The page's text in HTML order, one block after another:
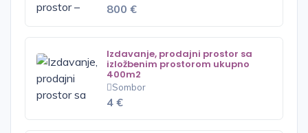
800 €
Izdavanje, prodajni prostor sa
izložbenim prostorom ukupno
400m2
Sombor
4 €